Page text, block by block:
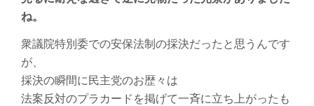
ね。
衆議院特別委での安保法制の採決だったと思うんです
が、
採決の瞬間に民主党のお歴々は
法案反対のプラカードを掲げて一斉に立ち上がったも